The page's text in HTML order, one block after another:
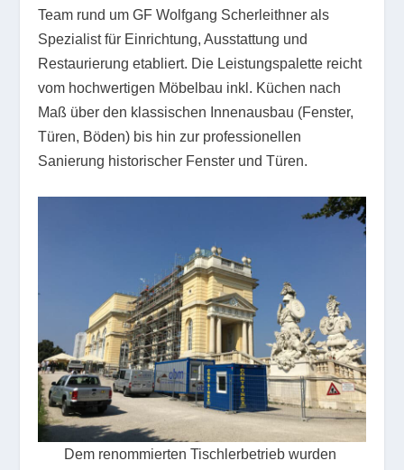
Team rund um GF Wolfgang Scherleithner als
Spezialist für Einrichtung, Ausstattung und
Restaurierung etabliert. Die Leistungspalette reicht
vom hochwertigen Möbelbau inkl. Küchen nach
Maß über den klassischen Innenausbau (Fenster,
Türen, Böden) bis hin zur professionellen
Sanierung historischer Fenster und Türen.
Dem renommierten Tischlerbetrieb wurden